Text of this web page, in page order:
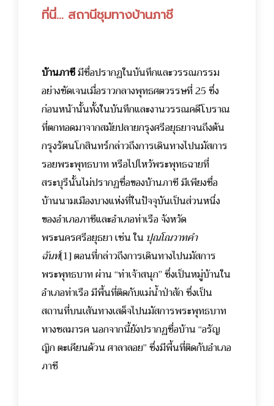
ที่นี่... สถานีชุมทางบ้านภาชี
บ้านภาชีมีชื่อปรากฏในบันทึกและวรรณกรรม
อย่างชัดเจนเมื่อราวกลางพุทธศตวรรษที่ 25 ซึ่ง
ก่อนหน้านั้นทั้งในบันทึกและงานวรรณคดีโบราณ
ที่ตกทอดมาจากสมัยปลายกรุงศรีอยุธยาจนถึงต้น
กรุงรัตนโกสินทร์กล่าวถึงการเดินทางไปนมัสการ
รอยพระพุทธบาท หรือไปไหว้พระพุทธฉายที่
สระบุรีนั้นไม่ปรากฏชื่อของบ้านภาชี มีเพียงชื่อ
บ้านนามเมืองบางแห่งที่ในปัจจุบันเป็นส่วนหนึ่ง
ของอำเภอภาชีและอำเภอท่าเรือ จังหวัด
พระนครศรีอยุธยา เช่น ใน ปุณโณวาทคำ
ฉันท์[1]ตอนที่กล่าวถึงการเดินทางไปนมัสการ
พระพุทธบาท ผ่าน “ท่าเจ้าสนุก” ซึ่งเป็นหมู่บ้านใน
อำเภอท่าเรือ มีพื้นที่ติดกับแม่น้ำป่าสัก ซึ่งเป็น
สถานที่บนเส้นทางเสด็จไปนมัสการพระพุทธบาท
ทางชลมารคนอกจากนี้ยังปรากฏชื่อบ้าน “อรัญ
ญิก ตะเคียนด้วน ศาลาลอย” ซึ่งมีพื้นที่ติดกับอำเภอ
ภาชี